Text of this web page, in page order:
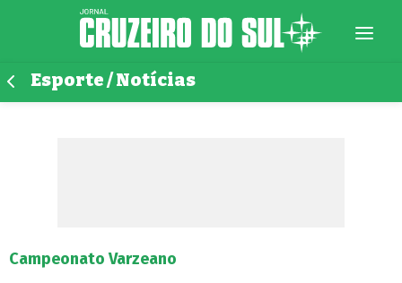
Esporte / Notícias
Campeonato Varzeano